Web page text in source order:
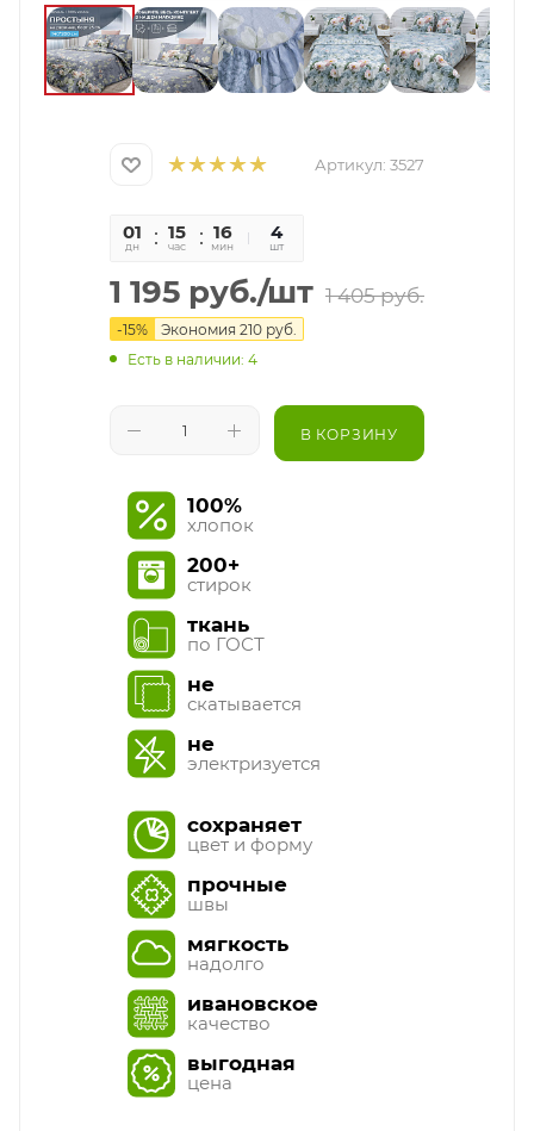
Артикул: 3527
01
дн
15
час
16
мин
42
сек
4
шт
1 195 руб./шт 1 405руб.
-15% Экономия 210 руб.
Есть в наличии: 4
В КОРЗИНУ
100%
хлопок
200+
стирок
ткань
по ГОСТ
не
скатывается
не
электризуется
сохраняет
цвет и форму
прочные
швы
мягкость
надолго
ивановское
качество
выгодная
цена